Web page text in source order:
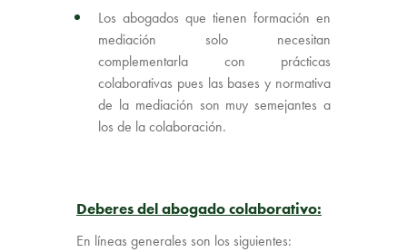
Los abogados que tienen formación en
mediación solo necesitan
complementarla con prácticas
colaborativas pues las bases y normativa
de la mediación son muy semejantes a
los de la colaboración.
Deberes del abogado colaborativo:
En líneas generales son los siguientes: